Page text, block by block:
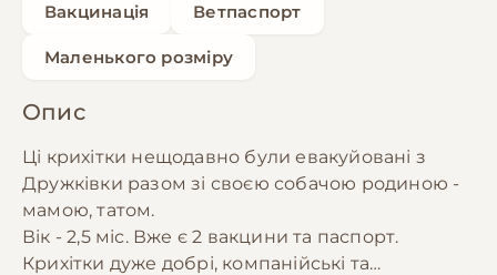
Вакцинація Ветпаспорт
Маленького розміру
Опис
Ці крихітки нещодавно були евакуйовані з
Дружківки разом зі своєю собачою родиною -
мамою, татом.
Вік - 2,5 міс. Вже є 2 вакцини та паспорт.
Крихітки дуже добрі, компанійські та